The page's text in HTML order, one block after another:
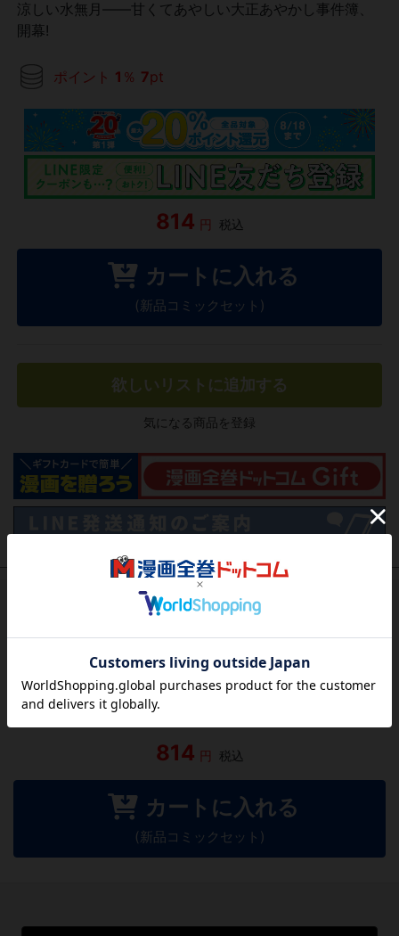
涼しい水無月――甘くてあやしい大正あやかし事件簿、
開幕!
ポイント 1 ％ 7pt
814 円 税込
カートに入れる
(新品コミックセット)
欲しいリストに追加する
気になる商品を登録
（関連商品を含む）
レビューを書く
814 円 税込
カートに入れる
(新品コミックセット)